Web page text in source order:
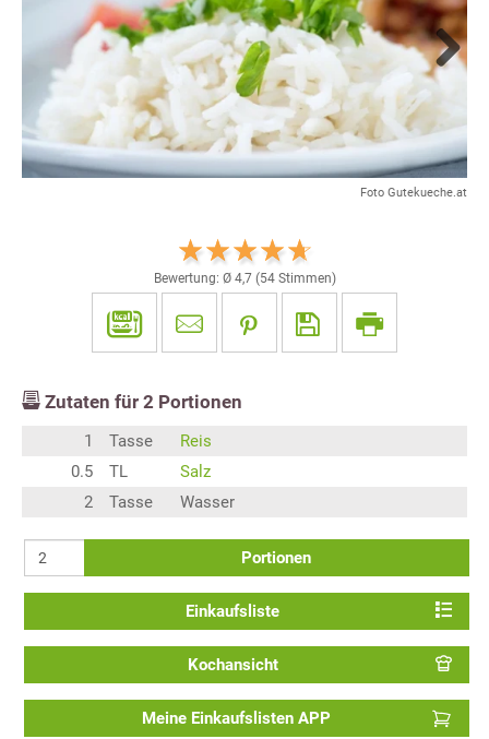
Foto Gutekueche.at
Next
Bewertung: Ø 4,7(54Stimmen)
Zutaten für 2 Portionen
1 Tasse
Reis
0.5
TL
Salz
2
Tasse Wasser
Portionen
Einkaufsliste
Kochansicht
Meine Einkaufslisten APP